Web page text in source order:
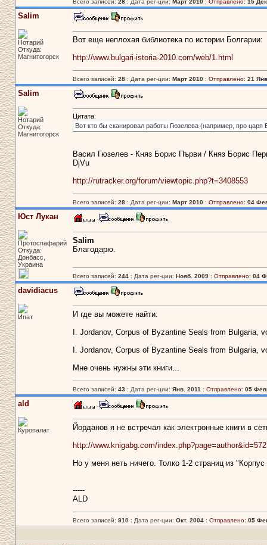
Всего записей: 28: Дата рег-ции: Март 2010: Отправлено: 15
Salim
Нотарий
Откуда:
Магнитогорск
Вот еще неплохая библиотека по истории Болгарии:
http://www.bulgari-istoria-2010.com/web/1.html
Всего записей: 28: Дата рег-ции: Март 2010: Отправлено: 21
Salim
Нотарий
Откуда:
Магнитогорск
Цитата:
Вот кто бы сканировал работы Гюзелева (например, про царя
Васил Гюзелев - Княз Борис Първи / Княз Борис
DjVu
http://rutracker.org/forum/viewtopic.php?t=3408553
Всего записей: 28: Дата рег-ции: Март 2010: Отправлено: 04
Юст Лукан
Протоспафарий
Откуда:
Донбасс,
Украина
Salim
Благодарю.
Всего записей: 244: Дата рег-ции: Нояб. 2009: Отправлено: 04
davidiacus
Ипат
И где вы можете найти:
I. Jordanov, Corpus of Byzantine Seals from Bulgaria,
I. Jordanov, Corpus of Byzantine Seals from Bulgaria,
Мне очень нужны эти книги...
Всего записей: 43: Дата рег-ции: Янв. 2011 : Отправлено: 05
ald
Куропалат
Йорданов я не встречал как электронные книги в
http://www.knigabg.com/
Но у меня неть ничего. Толко 1-2 страниц из
-----
ALD
Всего записей: 910: Дата рег-ции: Окт. 2004: Отправлено: 05